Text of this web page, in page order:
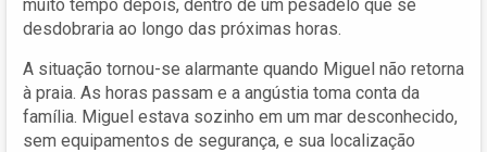
muito tempo depois, dentro de um pesadelo que se
desdobraria ao longo das próximas horas.
A situação tornou-se alarmante quando Miguel não retorna
à praia. As horas passam e a angústia toma conta da
família. Miguel estava sozinho em um mar desconhecido,
sem equipamentos de segurança, e sua localização